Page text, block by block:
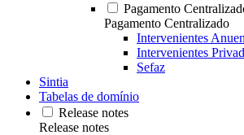
Pagamento
Pagamento Centralizado
Intervenientes
Intervenientes
Sefaz
Sintia
Tabelas de domínio
Release notes
Release notes